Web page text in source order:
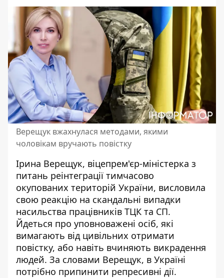
Верещук вжахнулася методами, якими
чоловікам вручають повістку
Ірина Верещук, віцепрем'єр-міністерка з
питань реінтеграції тимчасово
окупованих територій України, висловила
свою реакцію на скандальні випадки
насильства працівників ТЦК та СП.
Йдеться про уповноважені осіб, які
вимагають від цивільних отримати
повістку, або навіть вчиняють викрадення
людей. За словами Верещук, в Україні
потрібно припинити репресивні дії.